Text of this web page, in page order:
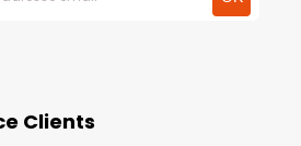
Clients